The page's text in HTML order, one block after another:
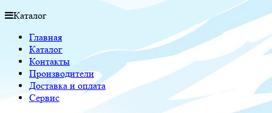
Каталог
Главная
Каталог
Контакты
Производители
Доставка и оплата
Сервис